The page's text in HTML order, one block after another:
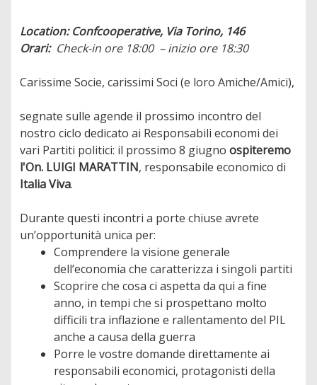
Location: Confcooperative, Via Torino, 146
Orari: Check-in ore 18:00 – inizio ore 18:30
Carissime Socie, carissimi Soci (e loro Amiche/Amici),
segnate sulle agende il prossimo incontro del
nostro ciclo dedicato ai Responsabili economi dei
vari Partiti politici: il prossimo 8 giugno ospiteremo
l'On. LUIGI MARATTIN, responsabile economico di
Italia Viva.
Durante questi incontri a porte chiuse avrete
un’opportunità unica per:
Comprendere la visione generale
dell’economia che caratterizza i singoli partiti
Scoprire che cosa ci aspetta da qui a fine
anno, in tempi che si prospettano molto
difficili tra inflazione e rallentamento del PIL
anche a causa della guerra
Porre le vostre domande direttamente ai
responsabili economici, protagonisti della